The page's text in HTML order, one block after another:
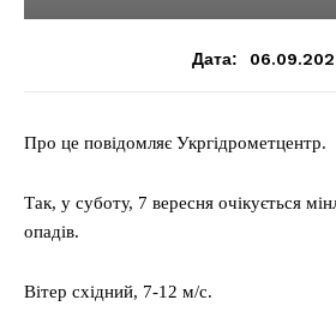
Дата:
Про це повідомляє Укргідрометцентр.
Так, у суботу, 7 вересня очікується
опадів.
Вітер східний, 7-12 м/с.